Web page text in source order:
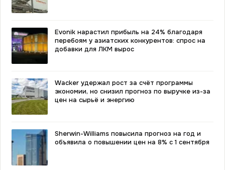
Evonik нарастил прибыль на 24% благодаря
перебоям у азиатских конкурентов: спрос на
добавки для ЛКМ вырос
Wacker удержал рост за счёт программы
экономии, но снизил прогноз по выручке из-за
цен на сырьё и энергию
Sherwin-Williams повысила прогноз на год и
объявила о повышении цен на 8% с 1 сентября